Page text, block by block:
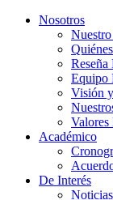
Nosotros
Reseña
Equipo
Visión
Valores
Académico
De Interés
Noticias